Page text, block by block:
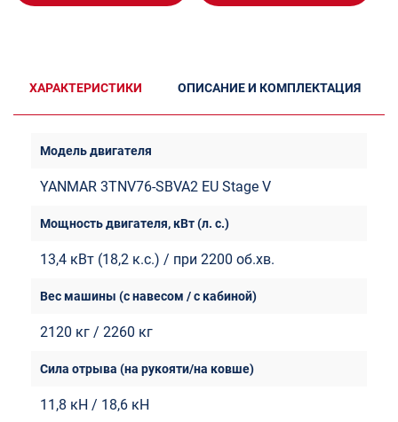
ХАРАКТЕРИСТИКИ ОПИСАНИЕ И КОМПЛЕКТАЦИЯ
YANMAR 3TNV76-SBVA2 EU Stage V
13,4 кВт (18,2 к.с.) / при 2200 об.хв.
2120 кг / 2260 кг
11,8 кН / 18,6 кН